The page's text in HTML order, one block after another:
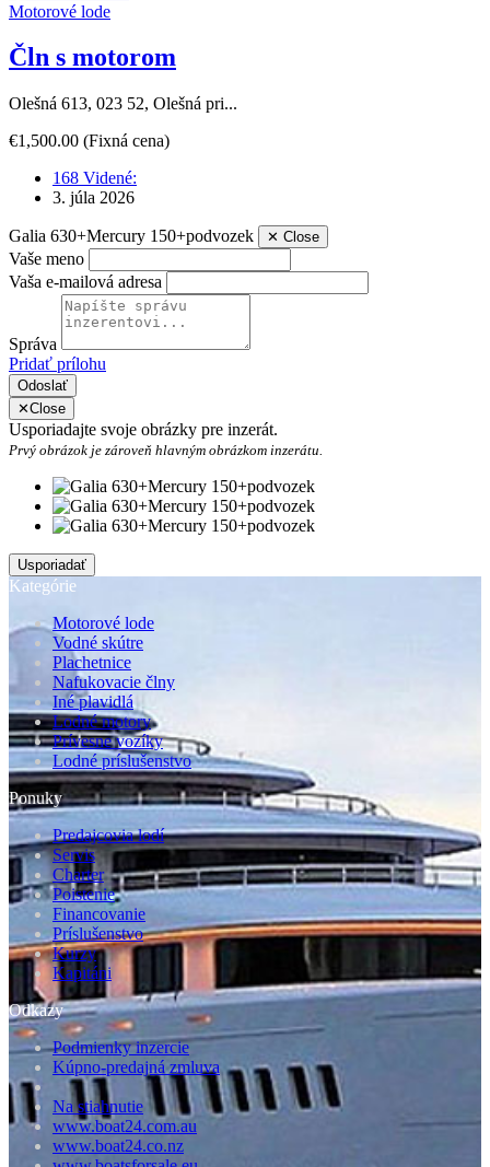
Motorové lode
Čln s motorom
Olešná 613, 023 52, Olešná pri...
€1,500.00 (Fixná cena)
168 Videné:
3. júla 2026
Galia 630+Mercury 150+podvozek ✕ Close
Vaše meno
Vaša e-mailová adresa
Správa
Pridať prílohu
Odoslať
✕Close
Usporiadajte svoje obrázky pre inzerát.
Prvý obrázok je zároveň hlavným obrázkom inzerátu.
Kategórie
Motorové lode
Vodné skútre
Plachetnice
Nafukovacie člny
Iné plavidlá
Lodné motory
Prívesne vozíky
Lodné príslušenstvo
Ponuky
Predajcovia lodí
Servis
Charter
Poistenie
Financovanie
Príslušenstvo
Kurzy
Kapitáni
Odkazy
Podmienky inzercie
Kúpno-predajná zmluva
Na stiahnutie
www.boat24.com.au
www.boat24.co.nz